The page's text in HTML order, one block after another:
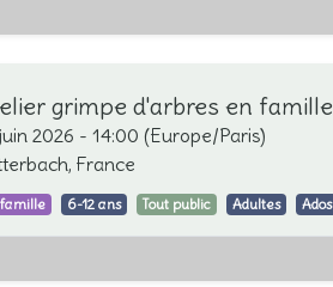
2026 - 14:00 (Europe/Paris)
, France
6-12 ans Tout public Adultes Ados